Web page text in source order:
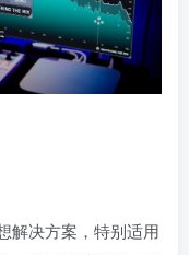
解决方案，特别适用